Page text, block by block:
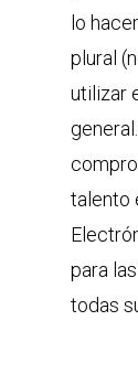
lo
plural
utilizar
talento
para
todas